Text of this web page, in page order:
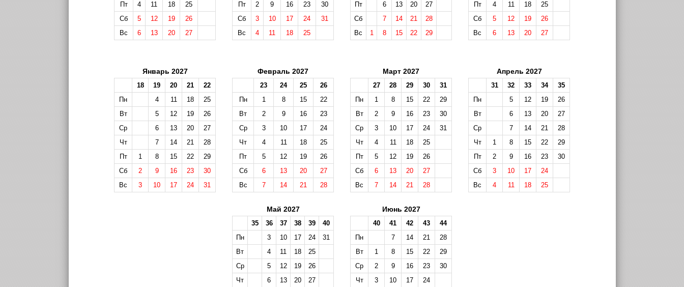
Пт
4 11 18
25
Сб
5 12 19
26
Вс
6 13 20 27
Пт
2 9 16 23
30
Сб
3 10 17 24
31
Вс
4 11 18 25
Пт
6 13 20
27
Сб
7 14 21
28
Вс
1 8 15 22 29
Пт
4 11 18
25
Сб
5 12 19
26
Вс
6 13 20 27
Январь 2027
18 19 20 21
22
Пн
4 11 18
25
Вт
5 12 19
26
Ср
6 13 20
27
Чт
7 14 21
28
Пт
1 8 15 22
29
Сб
2 9 16 23
30
Вс
3 10 17 24 31
Февраль 2027
23 24 25
26
Пн
1 8 15
22
Вт
2 9 16
23
Ср
3 10 17
24
Чт
4 11 18
25
Пт
5 12 19
26
Сб
6 13 20
27
Вс
7 14 21 28
Март 2027
27 28 29 30
31
Пн
1 8 15 22
29
Вт
2 9 16 23
30
Ср
3 10 17 24
31
Чт
4 11 18
25
Пт
5 12 19
26
Сб
6 13 20
27
Вс
7 14 21 28
Апрель 2027
31 32 33 34
35
Пн
5 12 19
26
Вт
6 13 20
27
Ср
7 14 21
28
Чт
1 8 15 22
29
Пт
2 9 16 23
30
Сб
3 10 17
24
Вс
4 11 18 25
Май 2027
35 36 37 38 39
40
Пн
3 10 17 24
31
Вт
4 11 18
25
Ср
5 12 19
26
Чт
6 13 20 27
Июнь 2027
40 41 42 43
44
Пн
7 14 21
28
Вт
1 8 15 22
29
Ср
2 9 16 23
30
Чт
3 10 17 24